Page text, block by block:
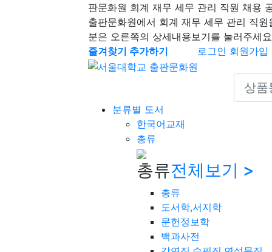
판문화원 회계 재무 세무 관리 직원 채용
출판문화원에서 회계 재무 세무 관리 직
분은 오른쪽의 상세내용보기를 눌러주세
즐겨찾기 추가하기
로그인 회원가입
Search
분류별 도서
한국어교재
총류
총류전체보기 >
총류
도서학,서지학
문헌정보학
백과사전